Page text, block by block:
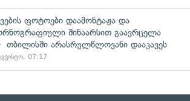
ფოტოები დაამონტაჟა და
შინაარსით გაავრცელა
არასრულწლოვანი დააკავეს
07:17